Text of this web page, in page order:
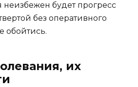
неизбежен будет прогресс
без оперативного
обойтись.
их